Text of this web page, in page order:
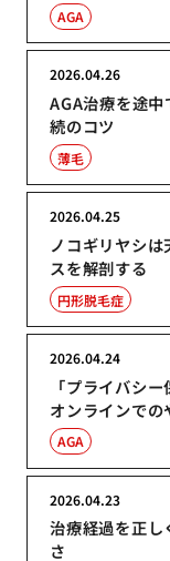
AGA
AGA治療を途
続のコツ
2026.04.26
薄毛
ノコギリヤシ
スを解剖する
2026.04.25
円形脱毛症
「プライバシ
オンラインでの
2026.04.24
AGA
治療経過を正し
さ
2026.04.23